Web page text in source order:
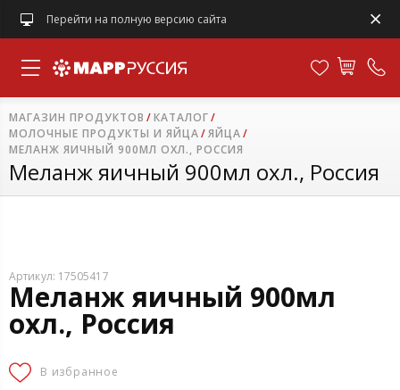
Перейти на полную версию сайта
МАГАЗИН ПРОДУКТОВ
КАТАЛОГ
МОЛОЧНЫЕ ПРОДУКТЫ И ЯЙЦА
ЯЙЦА
МЕЛАНЖ ЯИЧНЫЙ 900МЛ ОХЛ., РОССИЯ
Меланж яичный 900мл охл., Россия
Артикул: 17505417
Меланж яичный 900мл
охл., Россия
В избранное